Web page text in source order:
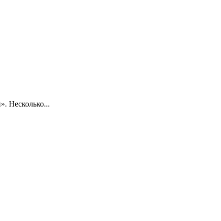
Несколько...